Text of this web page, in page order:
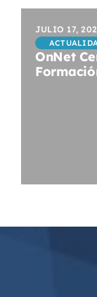
JULIO 17,
OnNet